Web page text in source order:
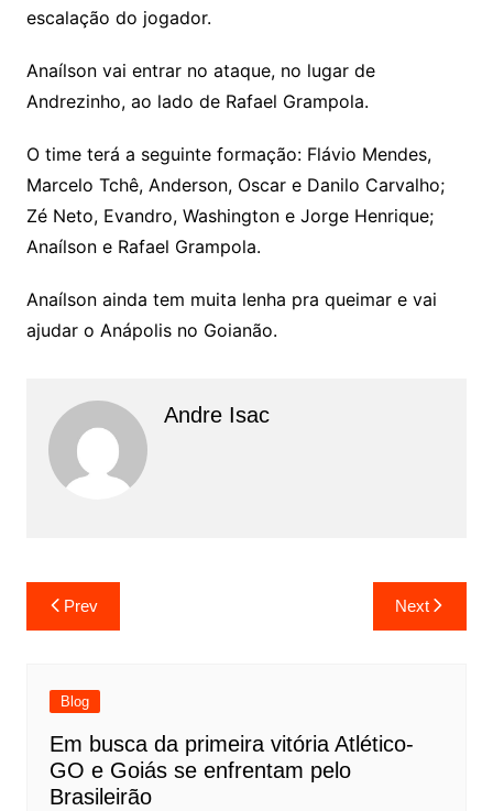
escalação do jogador.
Anaílson vai entrar no ataque, no lugar de
Andrezinho, ao lado de Rafael Grampola.
O time terá a seguinte formação: Flávio Mendes,
Marcelo Tchê, Anderson, Oscar e Danilo Carvalho;
Zé Neto, Evandro, Washington e Jorge Henrique;
Anaílson e Rafael Grampola.
Anaílson ainda tem muita lenha pra queimar e vai
ajudar o Anápolis no Goianão.
Andre Isac
Prev Next
Blog
Em busca da primeira vitória Atlético-
GO e Goiás se enfrentam pelo
Brasileirão